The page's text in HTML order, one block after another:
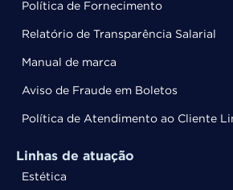
Política de Fornecimento
Relatório de Transparência Salarial
Manual de marca
Aviso de Fraude em Boletos
Política de Atendimento ao Cliente
Linhas de atuação
Estética